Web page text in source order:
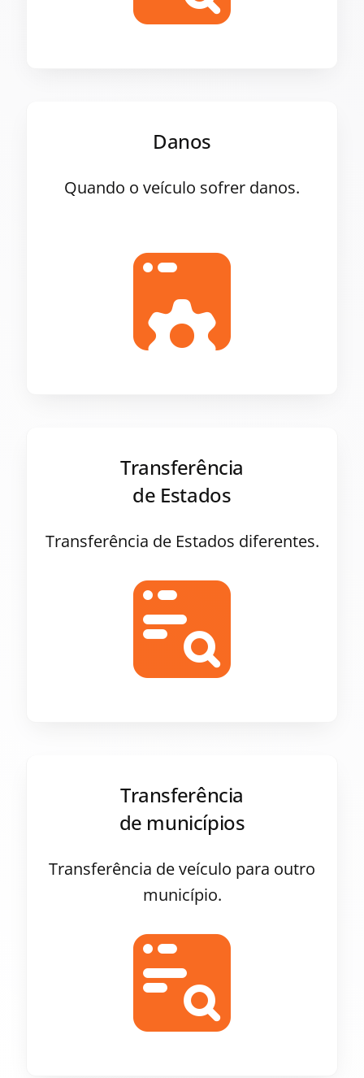
Danos
Quando o veículo sofrer danos.
Transferência
de Estados
Transferência de Estados diferentes.
Transferência
de municípios
Transferência de veículo para outro
município.